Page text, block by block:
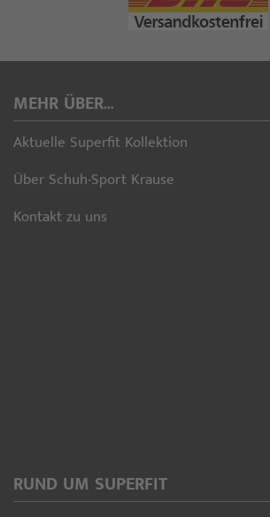
MEHR ÜBER...
Aktuelle Superfit Kollektion
Über Schuh-Sport Krause
Kontakt zu uns
RUND UM SUPERFIT